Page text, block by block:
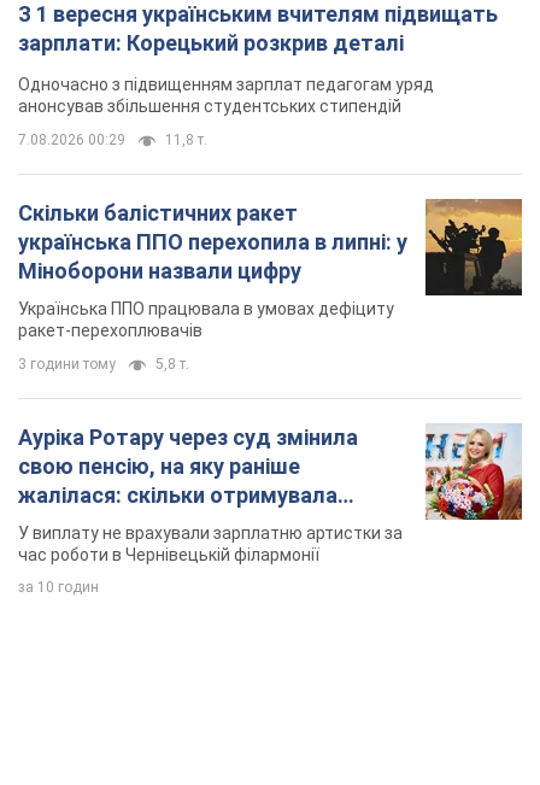
З 1 вересня українським вчителям підвищать
зарплати: Корецький розкрив деталі
Одночасно з підвищенням зарплат педагогам уряд
анонсував збільшення студентських стипендій
7.08.2026 00:29 11,8 т.
Скільки балістичних ракет
українська ППО перехопила в липні: у
Міноборони назвали цифру
Українська ППО працювала в умовах дефіциту
ракет-перехоплювачів
3 години тому 5,8 т.
Ауріка Ротару через суд змінила
свою пенсію, на яку раніше
жалілася: скільки отримувала
співачка
У виплату не врахували зарплатню артистки за
час роботи в Чернівецькій філармонії
за 10 годин